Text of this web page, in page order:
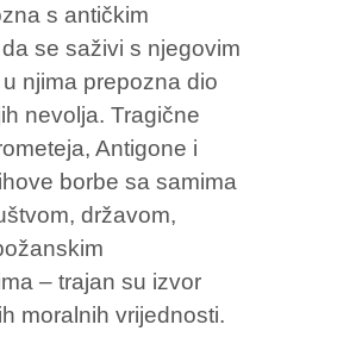
s antičkim
se saživi s njegovim
njima prepozna dio
nevolja. Tragične
Antigone i
borbe sa samima
državom,
– trajan su izvor
moralnih vrijednosti.